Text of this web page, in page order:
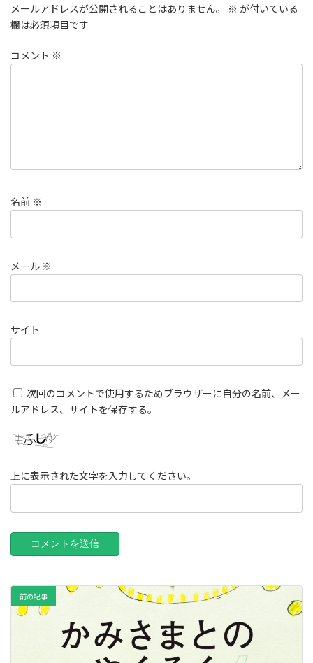
メールアドレスが公開されることはありません。 ※ が付いている
欄は必須項目です
コメント ※
名前 ※
メール ※
サイト
次回のコメントで使用するためブラウザーに自分の名前、メー
ルアドレス、サイトを保存する。
上に表示された文字を入力してください。
前の記事